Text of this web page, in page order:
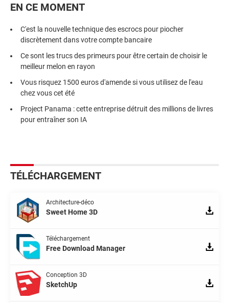
EN CE MOMENT
C'est la nouvelle technique des escrocs pour piocher
discrètement dans votre compte bancaire
Ce sont les trucs des primeurs pour être certain de choisir le
meilleur melon en rayon
Vous risquez 1500 euros d'amende si vous utilisez de l'eau
chez vous cet été
Project Panama : cette entreprise détruit des millions de livres
pour entraîner son IA
TÉLÉCHARGEMENT
Architecture-déco
Sweet Home 3D
Téléchargement
Free Download Manager
Conception 3D
SketchUp